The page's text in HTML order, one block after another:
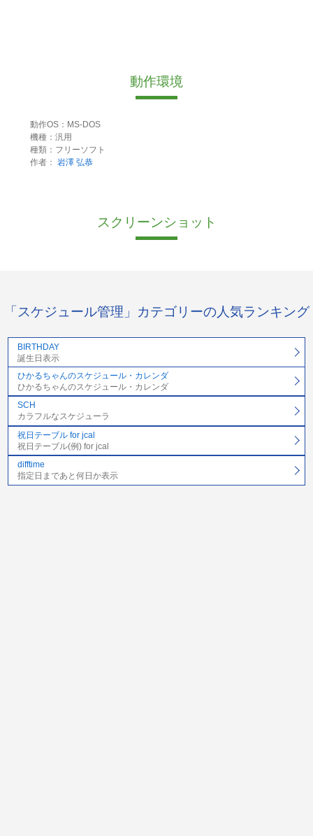
動作環境
動作OS：MS-DOS
機種：汎用
種類：フリーソフト
作者： 岩澤 弘恭
スクリーンショット
「スケジュール管理」カテゴリーの人気ランキング
BIRTHDAY
誕生日表示
ひかるちゃんのスケジュール・カレンダ
ひかるちゃんのスケジュール・カレンダ
SCH
カラフルなスケジューラ
祝日テーブル for jcal
祝日テーブル(例) for jcal
difftime
指定日まであと何日か表示